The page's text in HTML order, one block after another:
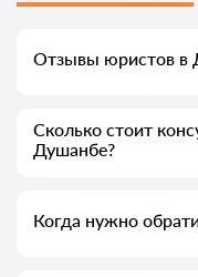
Отзывы юристов в
Advokat-tj.com —
Сколько стоит
Душанбе?
темы вопроса.
Когда нужно